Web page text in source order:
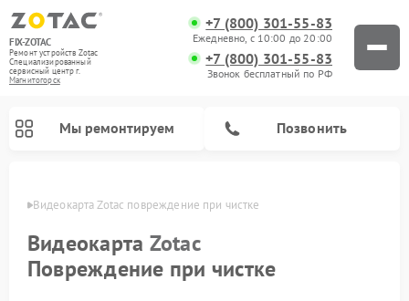
FIX-ZOTAC
Ремонт устройств Zotac
Специализированный
cервисный центр г.
Магнитогорск
+7 (800) 301-55-83
Ежедневно, с 10:00 до 20:00
+7 (800) 301-55-83
Звонок бесплатный по РФ
Мы ремонтируем Позвонить
Видеокарта Zotac повреждение при чистке
Видеокарта Zotac
Повреждение при чистке